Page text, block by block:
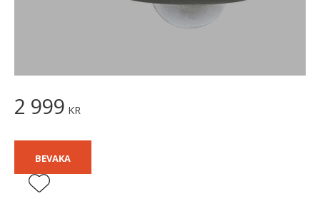
2 999 KR
Lägg till i favoriter
BEVAKA